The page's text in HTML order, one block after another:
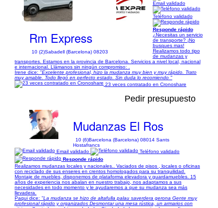
1/4
Rm Express
10 (2)Sabadell (Barcelona) 08203
Email validado
Teléfono validado
Responde rápido
¿Necesitas un servicio
de transporte? ¡No
busques mas!
Realizamos todo tipo
de mudanzas y
transportes. Estamos en la provincia de Barcelona. Servicios a nivel local, nacional
e internacional. Llámanos sin ningún compromiso: .
Irene dice: "Excelente profesional, hizo la mudanza muy bien y muy rápido. Trato
muy amable. Todo llegó en perfecto estado. Sin duda lo recomiendo "
23 veces contratado en Cronoshare
Pedir presupuesto
Mudanzas El Ros
10 (6)Barcelona (Barcelona) 08014 Sants
Hostafrancs
Email validado
Teléfono validado
Responde rápido
Realizamos mudanzas locales y nacionales.. Vaciados de pisos , locales o oficinas
con reciclado de sus enseres en crentos homologados para su tranquilidad.
Montaje de muebles, disponemos de plataforma elevadora y guardamuebles. 15
años de experiencia nos abalan en nuestro trabajo, nos adaptamos a sus
necesidades en todo momento y le ayudaremos a que su mudanza sea más
llevadera.
Paqui dice: "La mudanza se hizo de altafulla palau saverdera gerona Gente muy
profesional rápido y organizados Desmontar una mesa rústica, un armarios con